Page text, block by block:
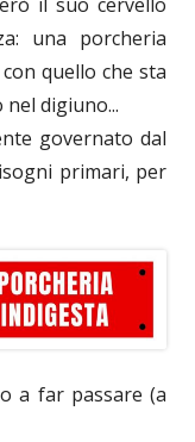
il suo cervello
una porcheria
quello che sta
digiuno...
governato dal
primari, per
a far passare (a